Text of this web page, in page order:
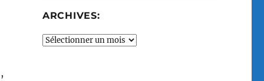
ARCHIVES:
Archives: